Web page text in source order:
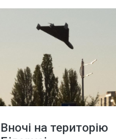
Вночі на територію